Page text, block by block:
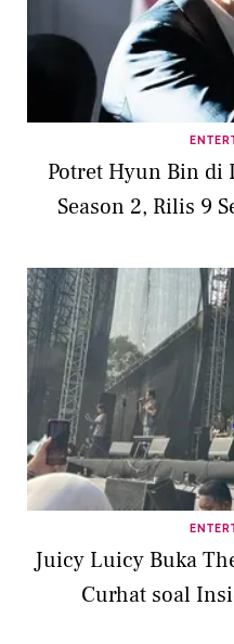
Potret Hyun Bin di
Season 2, Rilis 9
Juicy Luicy Buka
Curhat soal